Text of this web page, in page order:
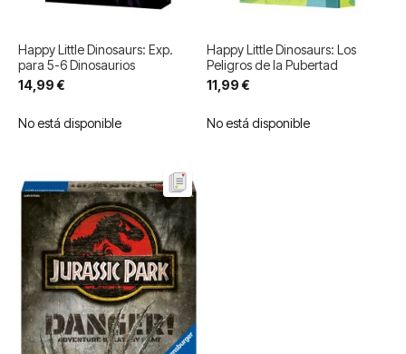
Happy Little Dinosaurs: Exp.
para 5-6 Dinosaurios
14,99 €
No está disponible
Happy Little Dinosaurs: Los
Peligros de la Pubertad
11,99 €
No está disponible